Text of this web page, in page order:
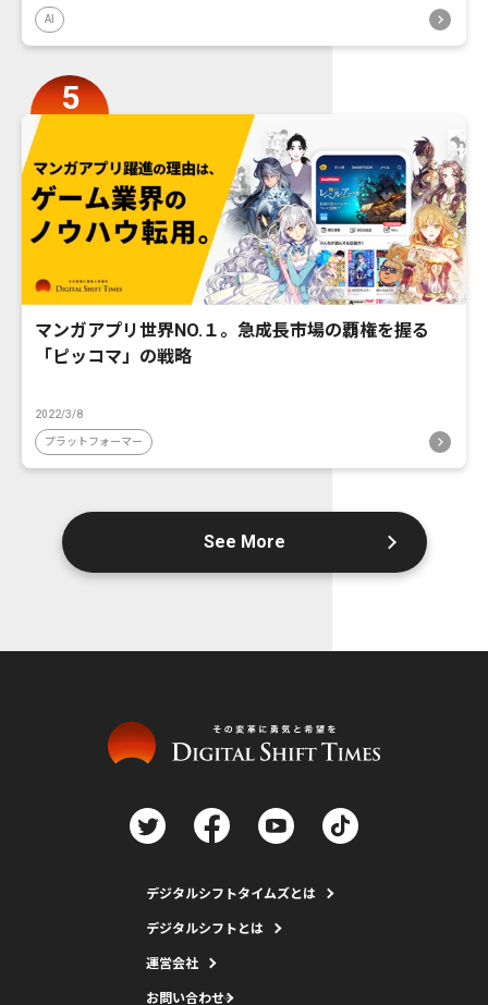
AI
マンガアプリ世界NO.１。急成長市場の覇権を握る
「ピッコマ」の戦略
2022/3/8
プラットフォーマー
See More
デジタルシフトタイムズとは
デジタルシフトとは
運営会社
お問い合わせ